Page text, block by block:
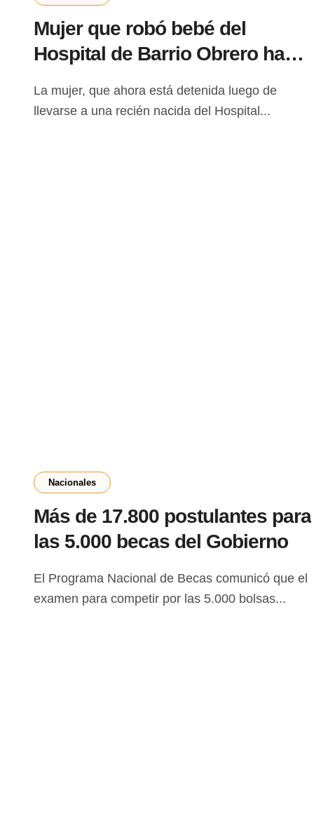
Mujer que robó bebé del
Hospital de Barrio Obrero habla
versión?
La mujer, que ahora está detenida luego de
llevarse a una recién nacida del Hospital...
Nacionales
Más de 17.800 postulantes para
las 5.000 becas del Gobierno
El Programa Nacional de Becas comunicó que el
examen para competir por las 5.000 bolsas...